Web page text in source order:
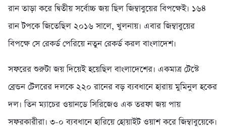
রান তাড়া করে দ্বিতীয় সর্বোচ্চ জয় ছিল জিম্বাবুয়ের বিপক্ষেই। ১৬৪
রান টপকে জিতেছিল ২০১৬ সালে, খুলনায়। এবার জিম্বাবুয়ের
বিপক্ষে সে রেকর্ড পেরিয়ে নতুন রেকর্ড করল বাংলাদেশ।
সফরের শুরুটা জয় দিয়েই হয়েছিল বাংলাদেশের। একমাত্র টেস্টে
ব্রেন্ডন টেলরের দলকে ২২০ রানের বড় ব্যবধানে হারায় মুমিনুল হকের
দল। তিন ম্যাচের ওয়ানডে সিরিজেও এক তরফা জয় পায়
সফরকারীরা। ৩-০ ব্যবধানে হারিয়ে হোয়াইট ওয়াশ করে জিম্বাবুয়েকে।